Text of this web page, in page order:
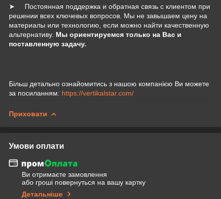
➤ Постоянная поддержка и обратная связь с клиентом при
решении всех ключевых вопросов. Мы не завышаем цену на
материалы или технологию, если можно найти качественную
альтернативу. Мы ориентируемся только на Вас и
поставленную задачу.
Більш детально ознайомитись з нашою компанією Ви можете
за посиланням: https://vertikalstar.com/
Приховати
Умови оплати
Ви отримаєте замовлення
або гроші повернуться на вашу картку
Детальніше